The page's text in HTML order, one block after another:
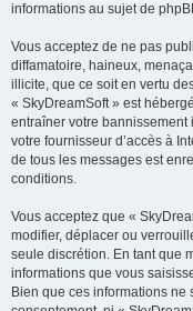
informations au sujet de
Vous acceptez de ne pas
diffamatoire, haineux,
illicite, que ce soit en vertu
« SkyDreamSoft » est
entraîner votre
votre fournisseur d’accès à
de tous les messages est
conditions.
Vous acceptez que «
modifier, déplacer ou
seule discrétion. En tant que
informations que vous
Bien que ces informations